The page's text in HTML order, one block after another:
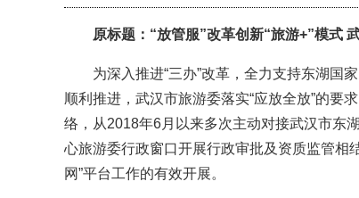
原标题：“放管服”改革创新“旅游+”模式
为深入推进“三办”改革，全力支持东湖国家
顺利推进，武汉市旅游委落实“应放全放”的要
络，从2018年6月以来多次主动对接武汉市东
心旅游委行政窗口开展行政审批及资质监管相
网”平台工作的有效开展。